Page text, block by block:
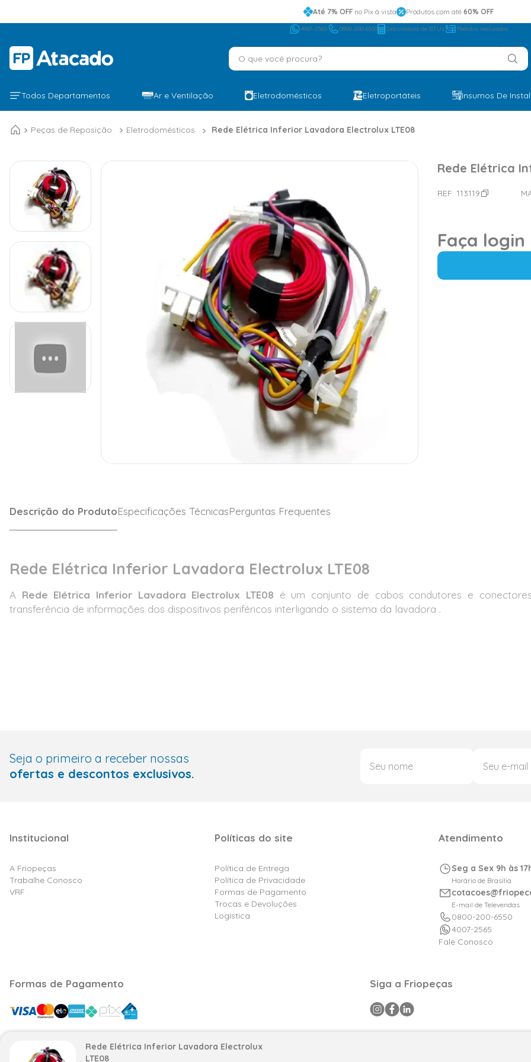
Até 7% OFFno Pix à vista Produtos com até 60% OFF
4007-2565 0800-200-6550 Calculadora de BTUs Pedidos realizados
O que você procura?
Todos Departamentos Ar e Ventilação Eletrodomésticos Eletroportáteis Insumos De
Peças de Reposição Eletrodomésticos Rede Elétrica Inferior Lavadora Electrolux LTE08
Rede Elétrica
REF: 113119
Faça
Descrição do ProdutoEspecificações TécnicasPerguntas Frequentes
Rede Elétrica Inferior Lavadora Electrolux LTE08
A Rede Elétrica Inferior Lavadora Electrolux LTE08 é um conjunto de cabos condutores e
transferência de informações dos dispositivos periféricos interligando o sistema da lavadora .
Rede Elétrica Inferior Lavadora Electrolux
LTE08
Seja o primeiro a receber nossas
ofertas e descontos exclusivos.
Institucional
A Friopeças
Trabalhe Conosco
VRF
Políticas do site
Política de Entrega
Política de Privacidade
Formas de Pagamento
Trocas e Devoluções
Logística
Atendimento
Seg a Sex 9h às
Horário de Brasília
E-mail de Televendas
0800-200-6550
4007-2565
Fale Conosco
Formas de Pagamento Siga a Friopeças
Razão Social: Friovix Comércio de Refrigeração Ltda CNPJ: 09.316.105/0001-29 .Todos os direitos reservados © 2025.